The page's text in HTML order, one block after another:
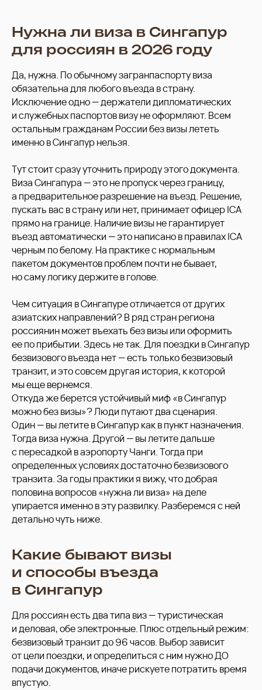
Нужна ли виза в Сингапур
для россиян в 2026 году
Да, нужна. По обычному загранпаспорту виза
обязательна для любого въезда в страну.
Исключение одно — держатели дипломатических
и служебных паспортов визу не оформляют. Всем
остальным гражданам России без визы лететь
именно в Сингапур нельзя.
Тут стоит сразу уточнить природу этого документа.
Виза Сингапура — это не пропуск через границу,
а предварительное разрешение на въезд. Решение,
пускать вас в страну или нет, принимает офицер ICA
прямо на границе. Наличие визы не гарантирует
въезд автоматически — это написано в правилах ICA
черным по белому. На практике с нормальным
пакетом документов проблем почти не бывает,
но саму логику держите в голове.
Чем ситуация в Сингапуре отличается от других
азиатских направлений? В ряд стран региона
россиянин может въехать без визы или оформить
ее по прибытии. Здесь не так. Для поездки в Сингапур
безвизового въезда нет — есть только безвизовый
транзит, и это совсем другая история, к которой
мы еще вернемся.
Откуда же берется устойчивый миф «в Сингапур
можно без визы»? Люди путают два сценария.
Один — вы летите в Сингапур как в пункт назначения.
Тогда виза нужна. Другой — вы летите дальше
с пересадкой в аэропорту Чанги. Тогда при
определенных условиях достаточно безвизового
транзита. За годы практики я вижу, что добрая
половина вопросов «нужна ли виза» на деле
упирается именно в эту развилку. Разберемся с ней
детально чуть ниже.
Какие бывают визы
и способы въезда
в Сингапур
Для россиян есть два типа виз — туристическая
и деловая, обе электронные. Плюс отдельный режим:
безвизовый транзит до 96 часов. Выбор зависит
от цели поездки, и определиться с ним нужно ДО
подачи документов, иначе рискуете потратить время
впустую.